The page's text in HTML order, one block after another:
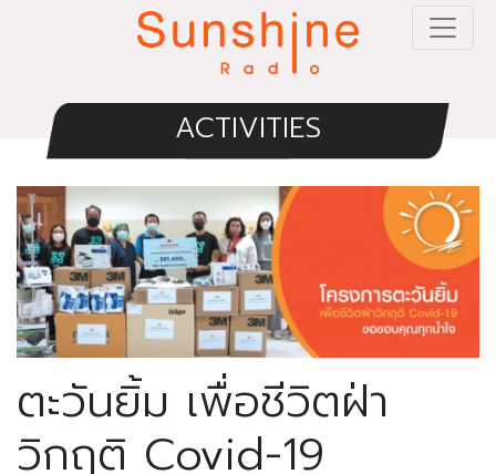
ACTIVITIES
ตะวันยิ้ม เพื่อชีวิตฝ่า
วิกฤติ Covid-19